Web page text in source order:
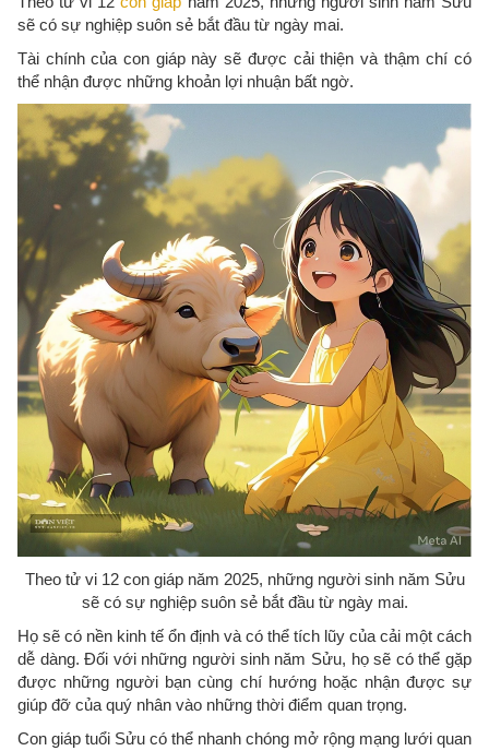
sẽ có sự nghiệp suôn sẻ bắt đầu từ ngày mai.
Tài chính của con giáp này sẽ được cải thiện và thậm chí có
thể nhận được những khoản lợi nhuận bất ngờ.
Theo tử vi 12 con giáp năm 2025, những người sinh năm Sửu
sẽ có sự nghiệp suôn sẻ bắt đầu từ ngày mai.
Họ sẽ có nền kinh tế ổn định và có thể tích lũy của cải một cách
dễ dàng. Đối với những người sinh năm Sửu, họ sẽ có thể gặp
được những người bạn cùng chí hướng hoặc nhận được sự
giúp đỡ của quý nhân vào những thời điểm quan trọng.
Con giáp tuổi Sửu có thể nhanh chóng mở rộng mạng lưới quan